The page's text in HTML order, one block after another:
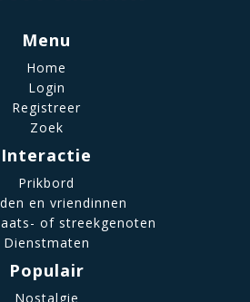
Menu
Home
Login
Registreer
Zoek
Interactie
Prikbord
en vriendinnen
of streekgenoten
Dienstmaten
Populair
Nostalgie